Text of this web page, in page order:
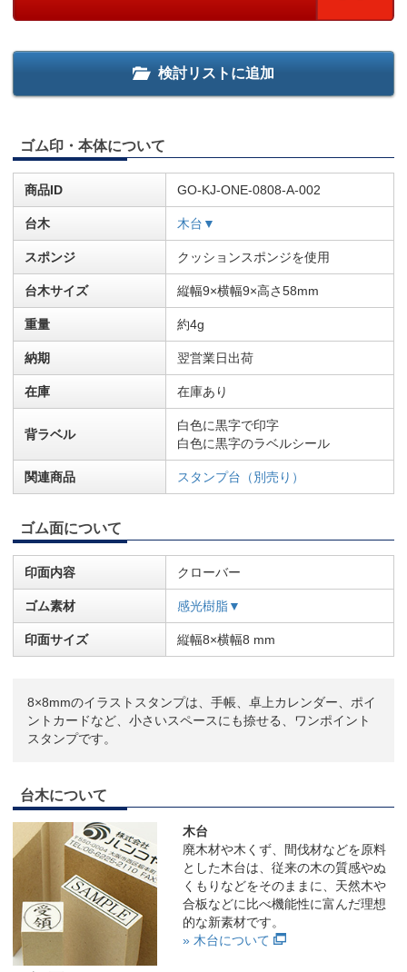
検討リストに追加
ゴム印・本体について
商品ID GO-KJ-ONE-0808-A-002
台木 木台▼
スポンジ クッションスポンジを使用
台木サイズ 縦幅9×横幅9×高さ58mm
重量 約4g
納期 翌営業日出荷
在庫 在庫あり
背ラベル
白色に黒字で印字
白色に黒字のラベルシール
関連商品 スタンプ台（別売り）
ゴム面について
印面内容 クローバー
ゴム素材 感光樹脂▼
印面サイズ 縦幅8×横幅8 mm
8×8mmのイラストスタンプは、手帳、卓上カレンダー、ポイ
ントカードなど、小さいスペースにも捺せる、ワンポイント
スタンプです。
台木について
木台
廃木材や木くず、間伐材などを原料
とした木台は、従来の木の質感やぬ
くもりなどをそのままに、天然木や
合板などに比べ機能性に富んだ理想
的な新素材です。
» 木台について